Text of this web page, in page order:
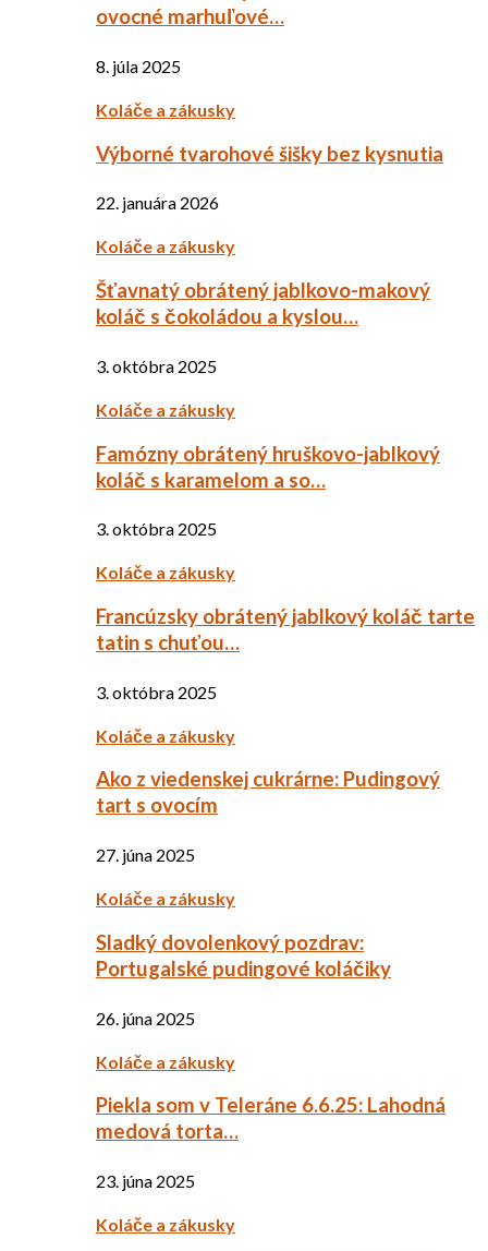
ovocné marhuľové…
8. júla 2025
Koláče a zákusky
Výborné tvarohové šišky bez kysnutia
22. januára 2026
Koláče a zákusky
Šťavnatý obrátený jablkovo-makový
koláč s čokoládou a kyslou…
3. októbra 2025
Koláče a zákusky
Famózny obrátený hruškovo-jablkový
koláč s karamelom a so…
3. októbra 2025
Koláče a zákusky
Francúzsky obrátený jablkový koláč tarte
tatin s chuťou…
3. októbra 2025
Koláče a zákusky
Ako z viedenskej cukrárne: Pudingový
tart s ovocím
27. júna 2025
Koláče a zákusky
Sladký dovolenkový pozdrav:
Portugalské pudingové koláčiky
26. júna 2025
Koláče a zákusky
Piekla som v Teleráne 6.6.25: Lahodná
medová torta…
23. júna 2025
Koláče a zákusky